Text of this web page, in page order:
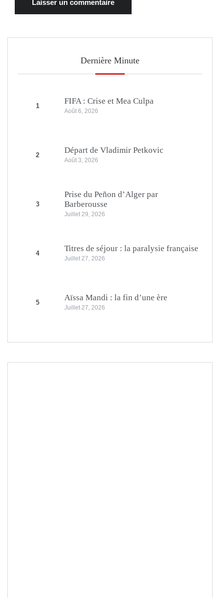
Dernière Minute
1
FIFA : Crise et Mea Culpa
Août 6, 2026
2
Départ de Vladimir Petkovic
Août 3, 2026
3
Prise du Peñon d’Alger par
Barberousse
Juillet 29, 2026
4
Titres de séjour : la paralysie française
Juillet 27, 2026
5
Aïssa Mandi : la fin d’une ère
Juillet 27, 2026